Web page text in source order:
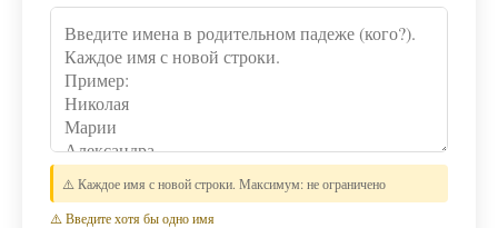
⚠️ Каждое имя с новой строки. Максимум: не ограничено
⚠️ Введите хотя бы одно имя